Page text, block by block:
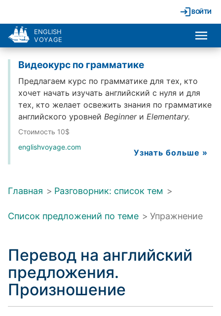
ВОЙТИ
ENGLISH
VOYAGE
Видеокурс по грамматике
Предлагаем курс по грамматике для тех, кто
хочет начать изучать английский с нуля и для
тех, кто желает освежить знания по грамматике
английского уровней Beginnerи Elementary.
Стоимость 10$
englishvoyage.com
Узнать больше »
Главная > Разговорник: список тем >
Список предложений по теме > Упражнение
Перевод на английский
предложения.
Произношение